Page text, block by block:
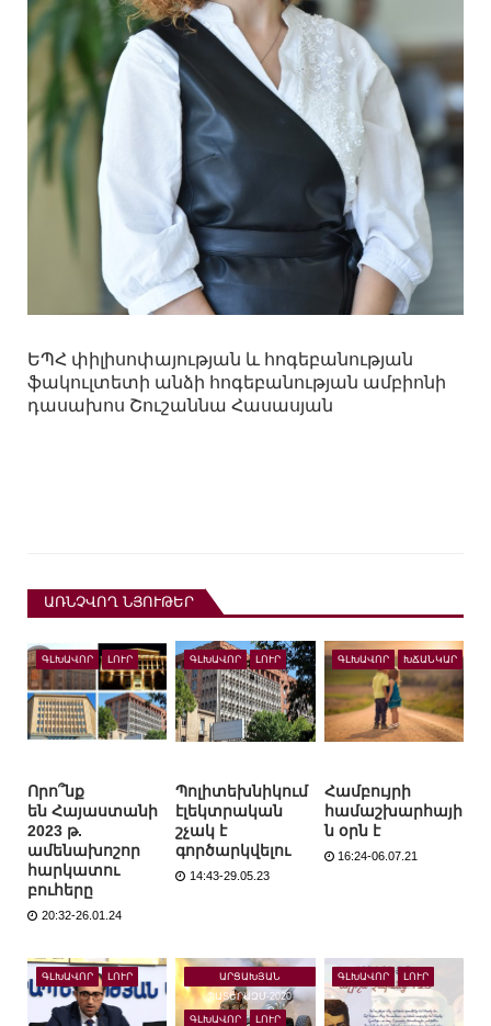
ԵՊՀ փիլիսոփայության և հոգեբանության
ֆակուլտետի անձի հոգեբանության ամբիոնի
դասախոս Շուշաննա Հասասյան
ԱՌՆՉՎՈՂ ՆՅՈՒԹԵՐ
ԳԼԽԱՎՈՐ ԼՈՒՐ
Որո՞նք
են Հայաստանի
2023 թ.
ամենախոշոր
հարկատու
բուհերը
20:32-26.01.24
ԳԼԽԱՎՈՐ ԼՈՒՐ
Պոլիտեխնիկում
էլեկտրական
շչակ է
գործարկվելու
14:43-29.05.23
ԳԼԽԱՎՈՐ ԽՃԱՆԿԱՐ
Համբույրի
համաշխարհայի
ն օրն է
16:24-06.07.21
ԳԼԽԱՎՈՐ ԼՈՒՐ
ԱՐՑԱԽՅԱՆ
ՊԱՏԵՐԱԶՄ-2020
ԳԼԽԱՎՈՐ ԼՈՒՐ
ԳԼԽԱՎՈՐ ԼՈՒՐ